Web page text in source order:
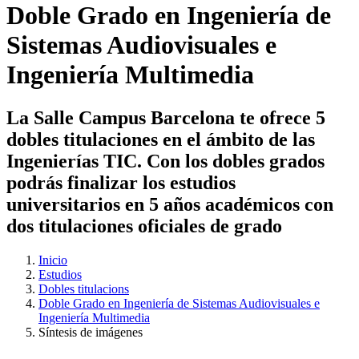
Doble Grado en Ingeniería de
Sistemas Audiovisuales e
Ingeniería Multimedia
La Salle Campus Barcelona te ofrece 5
dobles titulaciones en el ámbito de las
Ingenierías TIC. Con los dobles grados
podrás finalizar los estudios
universitarios en 5 años académicos con
dos titulaciones oficiales de grado
Inicio
Estudios
Dobles titulacions
Doble Grado en Ingeniería de Sistemas Audiovisuales e
Ingeniería Multimedia
Síntesis de imágenes